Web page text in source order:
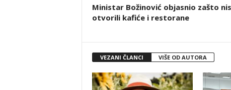
Ministar Božinović objasnio zašto
otvorili kafiće i restorane
VEZANI ČLANCI VIŠE OD AUTORA